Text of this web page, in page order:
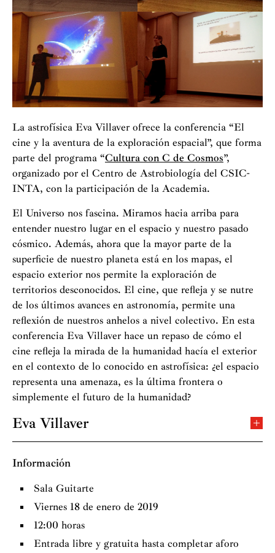
La astrofísica Eva Villaver ofrece la conferencia “El
cine y la aventura de la exploración espacial”, que forma
parte del programa “Cultura con C de Cosmos”,
organizado por el Centro de Astrobiología del CSIC-
INTA, con la participación de la Academia.
El Universo nos fascina. Miramos hacia arriba para
entender nuestro lugar en el espacio y nuestro pasado
cósmico. Además, ahora que la mayor parte de la
superficie de nuestro planeta está en los mapas, el
espacio exterior nos permite la exploración de
territorios desconocidos. El cine, que refleja y se nutre
de los últimos avances en astronomía, permite una
reflexión de nuestros anhelos a nivel colectivo. En esta
conferencia Eva Villaver hace un repaso de cómo el
cine refleja la mirada de la humanidad hacía el exterior
en el contexto de lo conocido en astrofísica: ¿el espacio
representa una amenaza, es la última frontera o
simplemente el futuro de la humanidad?
Eva Villaver
muerte afecta a los sistemas planetarios. Comenzó su
carrera científica en el Instituto de Astrofísica de
se incorporó como
postdoc
científico del Telescopio Espacial Hubble para trabajar
en las estrellas más calientes que existen en las Nubes
Información
Sala Guitarte
Viernes 18 de enero de 2019
12:00 horas
Entrada libre y gratuita hasta completar aforo